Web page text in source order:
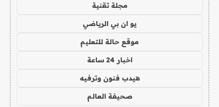
مجلة تقنية
يو ان بي الرياضي
موقع حالة للتعليم
اخبار 24 ساعة
هيدب فنون وترفيه
صحيفة العالم